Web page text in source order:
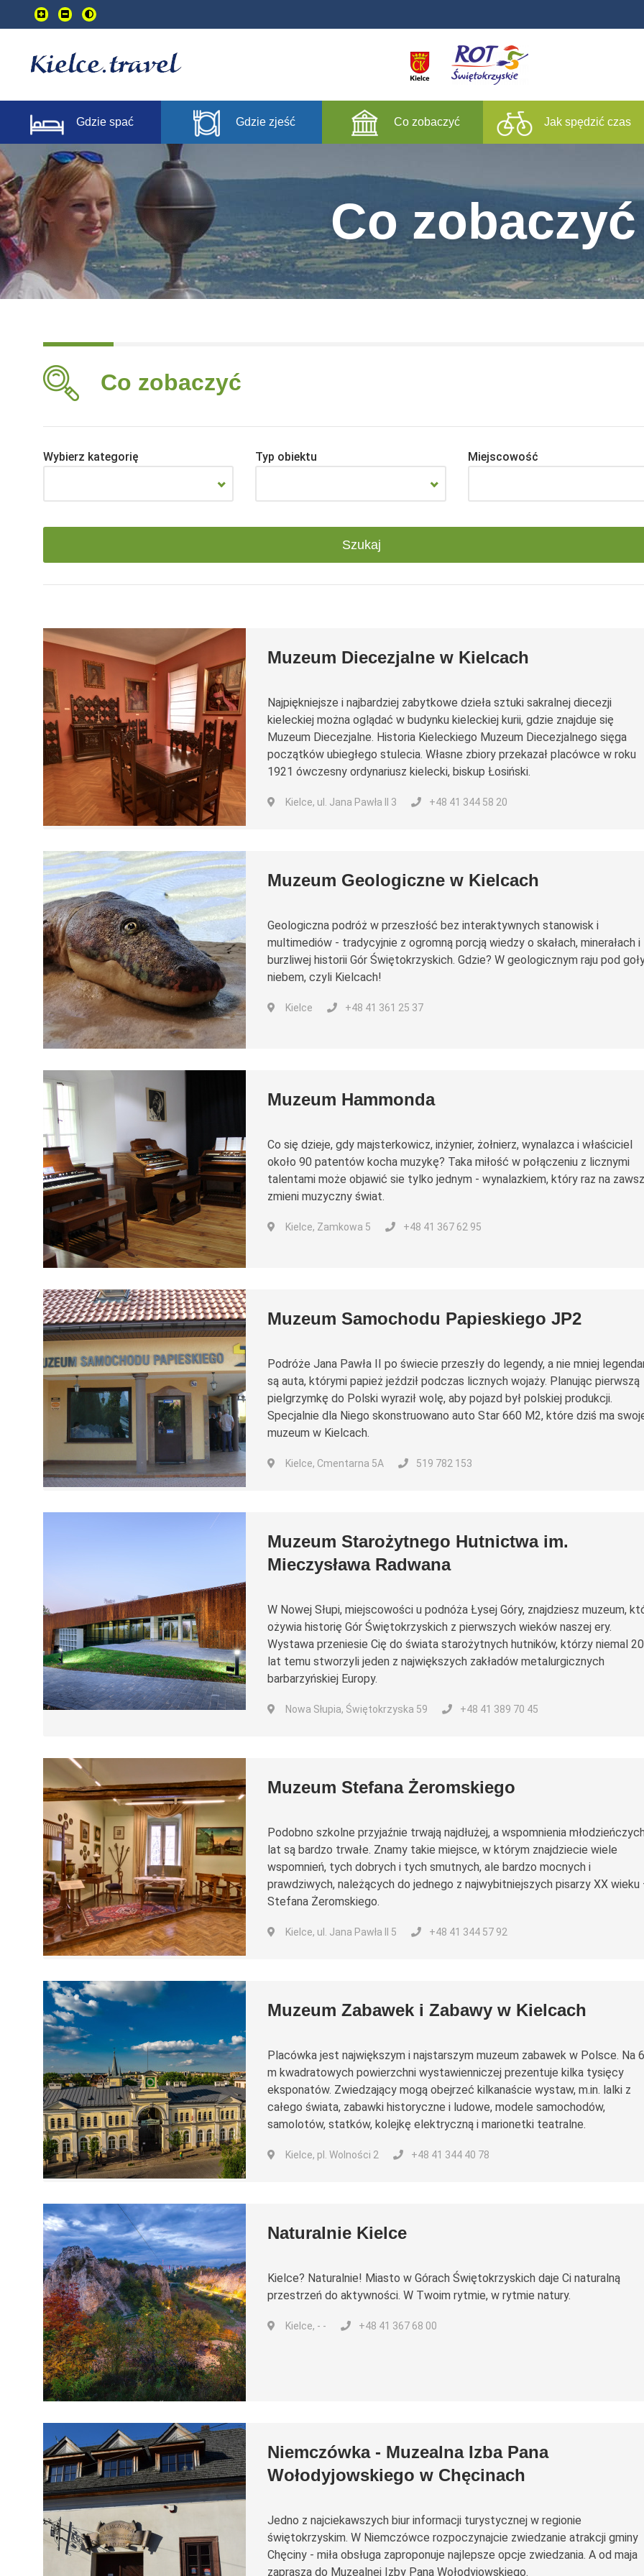
Przejdź
do
treści
głownej
Gdzie spać Gdzie zjeść Co zobaczyć Jak spędzić czas
Co zobaczyć
Co zobaczyć
Wybierz kategorię Typ obiektu Miejscowość
Muzeum Diecezjalne w Kielcach
Najpiękniejsze i najbardziej zabytkowe dzieła sztuki sakralnej diecezji
kieleckiej można oglądać w budynku kieleckiej kurii, gdzie znajduje się
Muzeum Diecezjalne. Historia Kieleckiego Muzeum Diecezjalnego sięga
początków ubiegłego stulecia. Własne zbiory przekazał placówce w roku
1921 ówczesny ordynariusz kielecki, biskup Łosiński.
Kielce, ul. Jana Pawła II 3 +48 41 344 58 20
Muzeum Geologiczne w Kielcach
Geologiczna podróż w przeszłość bez interaktywnych stanowisk i
multimediów - tradycyjnie z ogromną porcją wiedzy o skałach, minerałach i
burzliwej historii Gór Świętokrzyskich. Gdzie? W geologicznym raju pod
niebem, czyli Kielcach!
Kielce +48 41 361 25 37
Muzeum Hammonda
Co się dzieje, gdy majsterkowicz, inżynier, żołnierz, wynalazca i właściciel
około 90 patentów kocha muzykę? Taka miłość w połączeniu z licznymi
talentami może objawić sie tylko jednym - wynalazkiem, który raz na
zmieni muzyczny świat.
Kielce, Zamkowa 5 +48 41 367 62 95
Muzeum Samochodu Papieskiego JP2
Podróże Jana Pawła II po świecie przeszły do legendy, a nie mniej
są auta, którymi papież jeździł podczas licznych wojaży. Planując pierwszą
pielgrzymkę do Polski wyraził wolę, aby pojazd był polskiej produkcji.
Specjalnie dla Niego skonstruowano auto Star 660 M2, które dziś ma
muzeum w Kielcach.
Kielce, Cmentarna 5A 519 782 153
Muzeum Starożytnego Hutnictwa im.
Mieczysława Radwana
W Nowej Słupi, miejscowości u podnóża Łysej Góry, znajdziesz muzeum,
ożywia historię Gór Świętokrzyskich z pierwszych wieków naszej ery.
Wystawa przeniesie Cię do świata starożytnych hutników, którzy niemal
lat temu stworzyli jeden z największych zakładów metalurgicznych
barbarzyńskiej Europy.
Nowa Słupia, Świętokrzyska 59 +48 41 389 70 45
Muzeum Stefana Żeromskiego
Podobno szkolne przyjaźnie trwają najdłużej, a wspomnienia
lat są bardzo trwałe. Znamy takie miejsce, w którym znajdziecie wiele
wspomnień, tych dobrych i tych smutnych, ale bardzo mocnych i
prawdziwych, należących do jednego z najwybitniejszych pisarzy XX wieku
Stefana Żeromskiego.
Kielce, ul. Jana Pawła II 5 +48 41 344 57 92
Muzeum Zabawek i Zabawy w Kielcach
Placówka jest największym i najstarszym muzeum zabawek w Polsce. Na
m kwadratowych powierzchni wystawienniczej prezentuje kilka tysięcy
eksponatów. Zwiedzający mogą obejrzeć kilkanaście wystaw, m.in. lalki z
całego świata, zabawki historyczne i ludowe, modele samochodów,
samolotów, statków, kolejkę elektryczną i marionetki teatralne.
Kielce, pl. Wolności 2 +48 41 344 40 78
Naturalnie Kielce
Kielce? Naturalnie! Miasto w Górach Świętokrzyskich daje Ci naturalną
przestrzeń do aktywności. W Twoim rytmie, w rytmie natury.
Kielce, - - +48 41 367 68 00
Niemczówka - Muzealna Izba Pana
Wołodyjowskiego w Chęcinach
Jedno z najciekawszych biur informacji turystycznej w regionie
świętokrzyskim. W Niemczówce rozpoczynajcie zwiedzanie atrakcji gminy
Chęciny - miła obsługa zaproponuje najlepsze opcje zwiedzania. A od maja
zaprasza do Muzealnej Izby Pana Wołodyjowskiego.